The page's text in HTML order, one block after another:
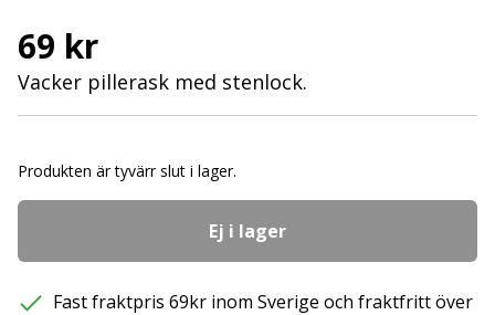
69 kr
Vacker pillerask med stenlock.
Produkten är tyvärr slut i lager.
Ej i lager
Fast fraktpris 69kr inom Sverige och fraktfritt över